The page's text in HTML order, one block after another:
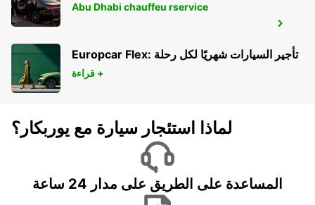
BILBAO MAIN STATION
BILBAO - SPAIN
Abu Dhabi chauffeu rservice
Europcar Flex: تأجير السيارات شهريًا لكل رحلة
قراءة +
لماذا استئجار سيارة مع يوربكار؟
المساعدة على الطريق على مدار 24 ساعة